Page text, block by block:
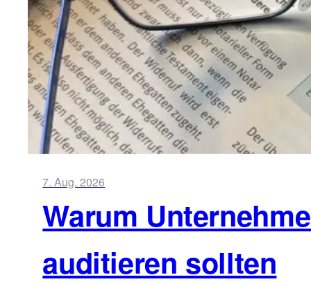
7. Aug. 2026
Warum
auditieren sollten